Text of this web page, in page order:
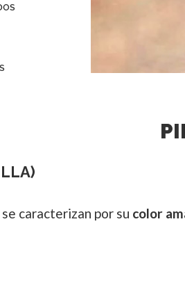
caracterizan por su color